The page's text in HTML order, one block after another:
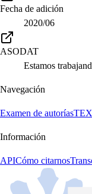
Fecha de adición
2020/06
ASODAT
Estamos
Navegación
Examen de autorías
Información
APICómo citarnos